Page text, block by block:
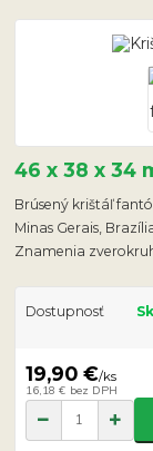
46 x 38 x 34
Brúsený krištáľ
Minas Gerais,
Znamenia
Dostupnosť
19,90 €/ks
16,18 € bez DPH